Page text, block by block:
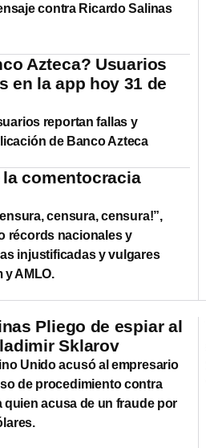
contra Ricardo Salinas
Azteca? Usuarios
en la app hoy 31 de
reportan fallas y
de Banco Azteca
comentocracia
censura, censura!”,
récords nacionales y
injustificadas y vulgares
y AMLO.
Pliego de espiar al
Sklarov
Unido acusó al empresario
de procedimiento contra
quien acusa de un fraude por